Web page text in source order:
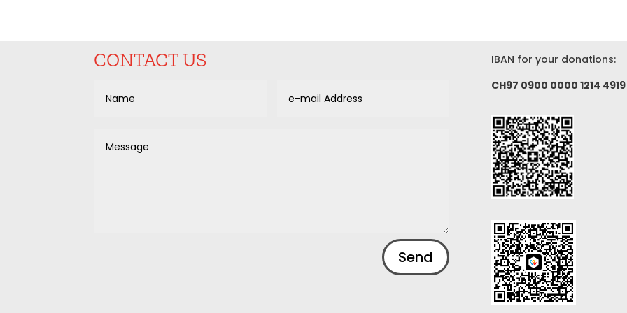
CONTACT US
Send
IBAN for your donations:
CH97 0900 0000 1214